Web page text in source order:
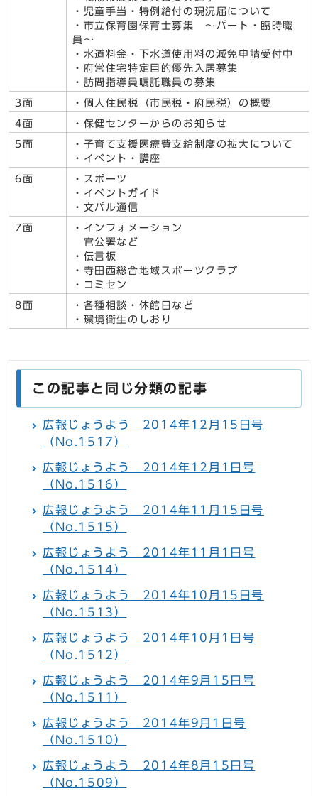
・児童手当・特例給付の現況届について
・市立保育園保育士募集 ～パート・臨時職
員～
・水道料金・下水道使用料の減免申請受付中
・府営住宅特定目的優先入居募集
・訪問指導員嘱託職員の募集
3面 ・個人住民税（市民税・府民税）の概要
4面 ・保健センターからのお知らせ
5面
・子育て支援医療費支給制度の拡大について
・イベント・講座
6面
・スポーツ
・イベントガイド
・文パル通信
7面
・インフォメーション
官公署など
・伝言板
・寺田西総合地域スポーツクラブ
・コミセン
8面
・各種相談・休館日など
・環境衛生のしおり
この記事と同じ分類の記事
広報じょうよう 2014年12月15日号
（No.1517）
広報じょうよう 2014年12月1日号
（No.1516）
広報じょうよう 2014年11月15日号
（No.1515）
広報じょうよう 2014年11月1日号
（No.1514）
広報じょうよう 2014年10月15日号
（No.1513）
広報じょうよう 2014年10月1日号
（No.1512）
広報じょうよう 2014年9月15日号
（No.1511）
広報じょうよう 2014年9月1日号
（No.1510）
広報じょうよう 2014年8月15日号
（No.1509）